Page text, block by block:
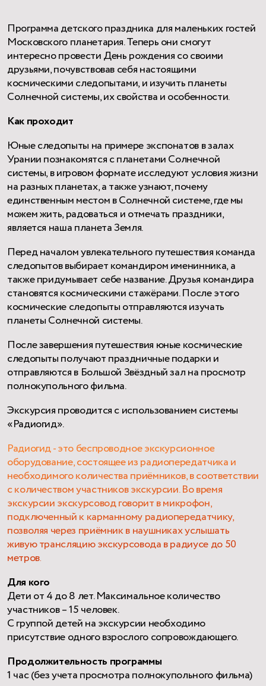
Программа детского праздника для маленьких гостей
Московского планетария. Теперь они смогут
интересно провести День рождения со своими
друзьями, почувствовав себя настоящими
космическими следопытами, и изучить планеты
Солнечной системы, их свойства и особенности.
Как проходит
Юные следопыты на примере экспонатов в залах
Урании познакомятся с планетами Солнечной
системы, в игровом формате исследуют условия жизни
на разных планетах, а также узнают, почему
единственным местом в Солнечной системе, где мы
можем жить, радоваться и отмечать праздники,
является наша планета Земля.
Перед началом увлекательного путешествия команда
следопытов выбирает командиром именинника, а
также придумывает себе название. Друзья командира
становятся космическими стажёрами. После этого
космические следопыты отправляются изучать
планеты Солнечной системы.
После завершения путешествия юные космические
следопыты получают праздничные подарки и
отправляются в Большой Звёздный зал на просмотр
полнокупольного фильма.
Экскурсия проводится с использованием системы
«Радиогид».
Радиогид - это беспроводное экскурсионное
оборудование, состоящее из радиопередатчика и
необходимого количества приёмников, в соответствии
с количеством участников экскурсии. Во время
экскурсии экскурсовод говорит в микрофон,
подключенный к карманному радиопередатчику,
позволяя через приёмник в наушниках услышать
живую трансляцию экскурсовода в радиусе до 50
метров.
Для кого
Дети от 4 до 8 лет. Максимальное количество
участников – 15 человек.
C группой детей на экскурсии необходимо
присутствие одного взрослого сопровождающего.
Продолжительность программы
1 час (без учета просмотра полнокупольного фильма)